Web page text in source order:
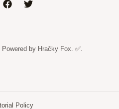
by Hračky Fox. ✅.
Policy